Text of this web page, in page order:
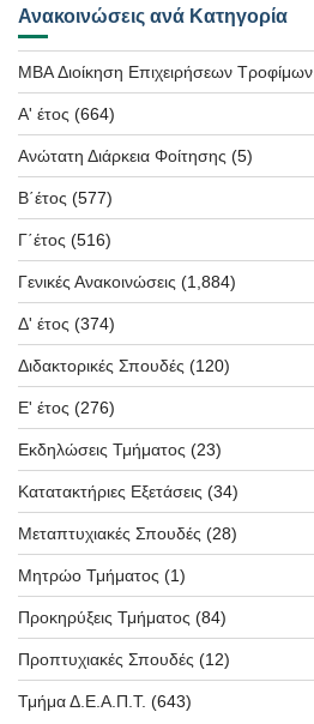
Ανακοινώσεις ανά Κατηγορία
MBA Διοίκηση Επιχειρήσεων Τροφίμων
Α' έτος (664)
Ανώτατη Διάρκεια Φοίτησης (5)
Β΄έτος (577)
Γ΄έτος (516)
Γενικές Ανακοινώσεις (1,884)
Δ' έτος (374)
Διδακτορικές Σπουδές (120)
Ε' έτος (276)
Εκδηλώσεις Τμήματος (23)
Κατατακτήριες Εξετάσεις (34)
Μεταπτυχιακές Σπουδές (28)
Μητρώο Τμήματος (1)
Προκηρύξεις Τμήματος (84)
Προπτυχιακές Σπουδές (12)
Τμήμα Δ.Ε.Α.Π.Τ. (643)